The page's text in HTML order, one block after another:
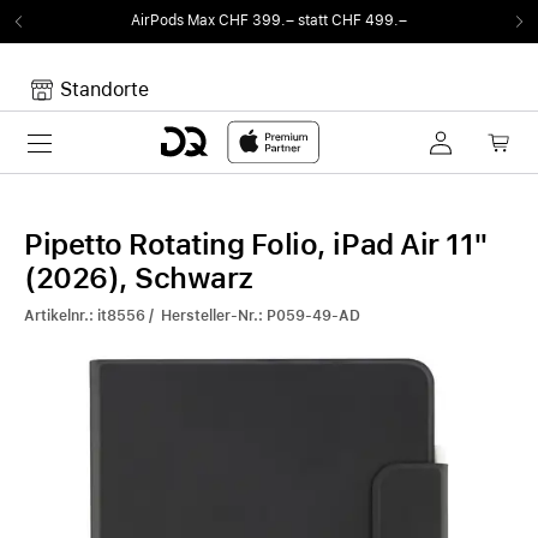
AirPods Max CHF 399.– statt CHF 499.–
Standorte
Toggle navigation
Pipetto Rotating Folio, iPad Air 11"
(2026), Schwarz
Artikelnr.: it8556 / Hersteller-Nr.: P059-49-AD